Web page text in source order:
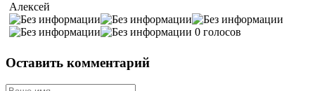
Алексей
0 голосов
Оставить комментарий